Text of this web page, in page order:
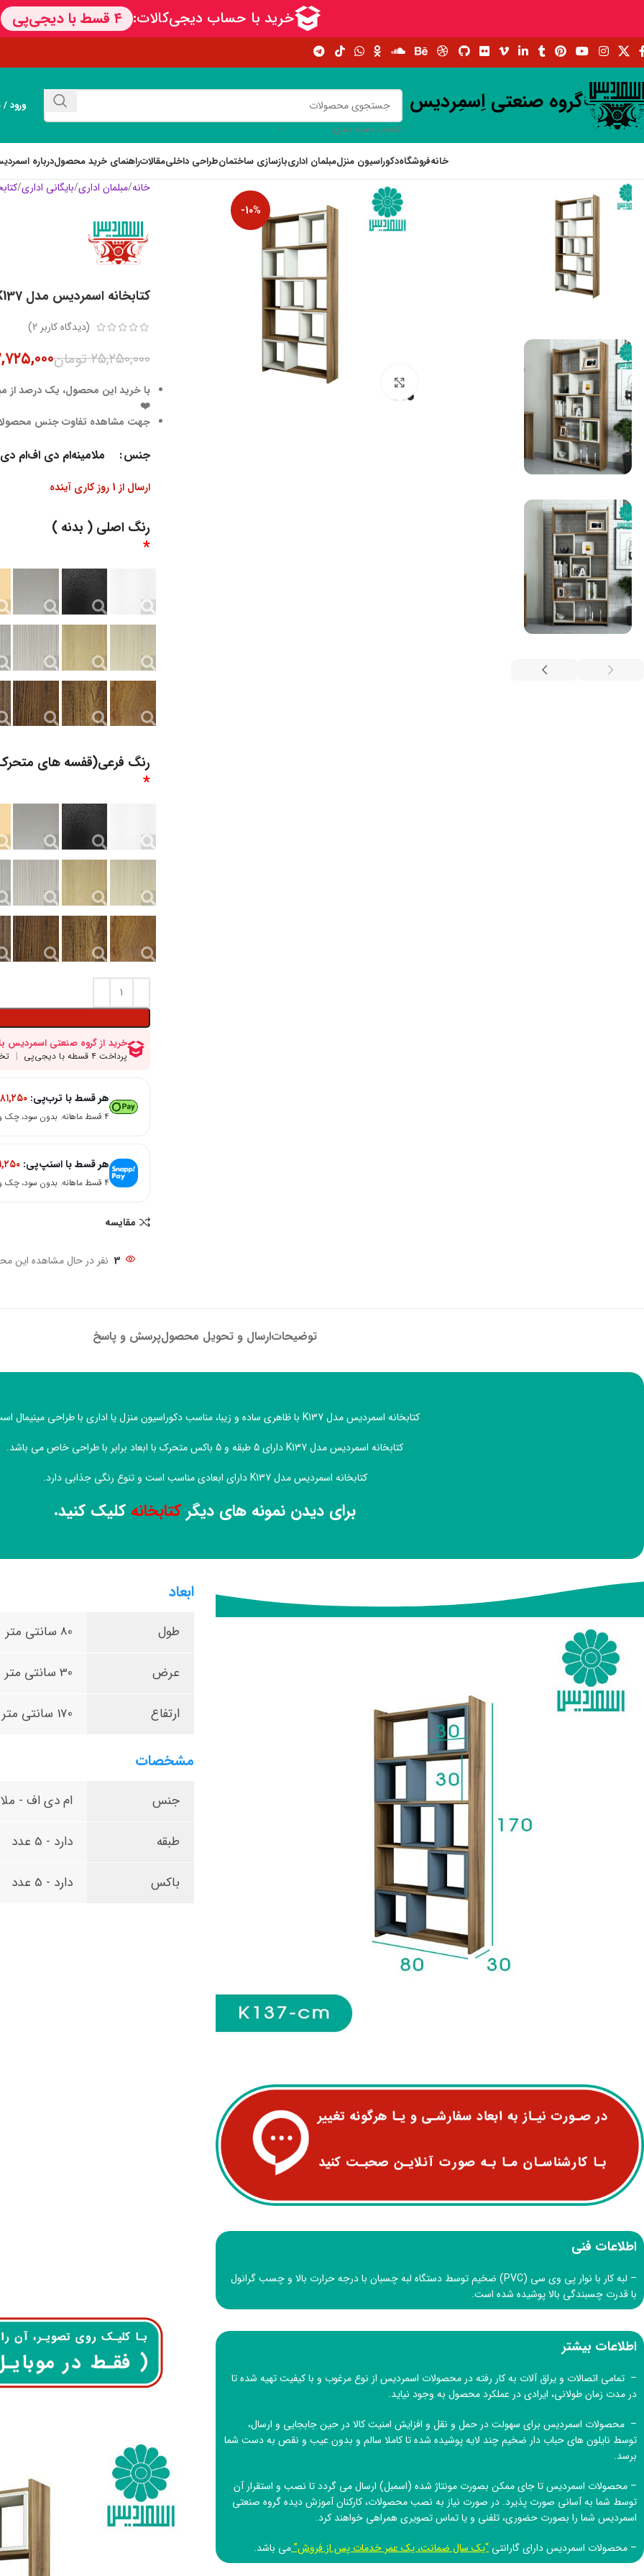
گروه صنعتی اِسمِردیس
انتخاب دسته بندی
ورود
خانهفروشگاهدکوراسیون منزلمبلمان اداریبازسازی ساختمانطراحی داخلیمقالاتراهنمای خرید محصولدرباره
-10%
بزرگنمایی تصویر
خانه مبلمان اداری بایگانی اداری
کتابخانه اسمردیس مدل K137
(دیدگاه کاربر 2
)
۲۵,۲۵۰,۰۰۰ تومان
با خرید این محصول، یک درصد از
❤️
جهت مشاهده تفاوت جنس
جنس ملامینهام دی افام
ارسال از 1 روز کاری آینده
رنگ اصلی ( بدنه )
*
رنگ فرعی(قفسه های
*
هر قسط با ترب‌پی:
۴ قسط ماهانه. بدون سود، چک و ضامن.
هر قسط با اسنپ‌پی:
۴ قسط ماهانه. بدون سود، چک و ضامن.
مقایسه
3 نفر در حال مشاهده این
توضیحاتارسال و تحویل محصولپرسش و پاسخ
کتابخانه اسمردیس مدل K137 با ظاهری ساده و زیبا، مناسب دکوراسیون منزل یا اداری با طراحی مینیمال است.
کتابخانه اسمردیس مدل K137 دارای 5 طبقه و 5 باکس متحرک با ابعاد برابر با طراحی خاص می باشد.
کتابخانه اسمردیس مدل K137 دارای ابعادی مناسب است و تنوع رنگی جذابی دارد.
برای دیدن نمونه های دیگر کتابخانه کلیک کنید.
ابعاد
طول 80 سانتی متر
عرض 30 سانتی متر
ارتفاع 170 سانتی متر
مشخصات
جنس ام دی اف -
طبقه دارد - 5 عدد
باکس دارد - 5 عدد
اطلاعات فنی
– لبه کار با نوار پی وی سی (PVC) ضخیم توسط دستگاه لبه چسبان با درجه حرارت بالا و چسب گرانول
با قدرت چسبندگی بالا پوشیده شده است.
اطلاعات بیشتر
– تمامی اتصالات و یراق آلات به کار رفته در محصولات اسمردیس از نوع مرغوب و با کیفیت تهیه شده تا
در مدت زمان طولانی، ایرادی در عملکرد محصول به وجود نیاید.
– محصولات اسمردیس برای سهولت در حمل و نقل و افزایش امنیت کالا در حین جابجایی و ارسال،
توسط نایلون های حباب دار ضخیم چند لایه پوشیده شده تا کاملا سالم و بدون عیب و نقص به دست شما
برسد.
– محصولات اسمردیس تا جای ممکن بصورت مونتاژ شده (اسمبل) ارسال می گردد تا نصب و استقرار آن
توسط شما به آسانی صورت پذیرد. در صورت نیاز به نصب محصولات، کارکنان آموزش دیدهگروه صنعتی
اسمردیس شما را بصورت حضوری، تلفنی و یا تماس تصویری همراهی خواهند کرد.
– محصولات اسمردیس دارای گارانتی “یک سال ضمانت، یک عمر خدمات پس از فروش”می باشد.